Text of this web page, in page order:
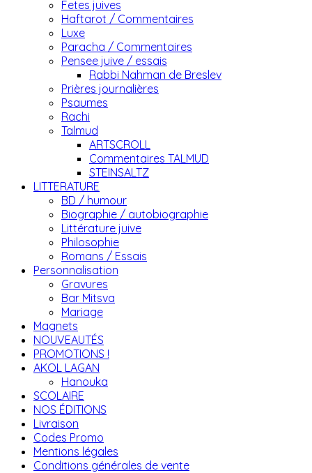
Fetes juives
Haftarot / Commentaires
Luxe
Paracha / Commentaires
Pensee juive / essais
Rabbi Nahman de Breslev
Prières journalières
Psaumes
Rachi
Talmud
ARTSCROLL
Commentaires TALMUD
STEINSALTZ
LITTERATURE
BD / humour
Biographie / autobiographie
Littérature juive
Philosophie
Romans / Essais
Personnalisation
Gravures
Bar Mitsva
Mariage
Magnets
NOUVEAUTÉS
PROMOTIONS !
AKOL LAGAN
Hanouka
SCOLAIRE
NOS ÉDITIONS
Livraison
Codes Promo
Mentions légales
Conditions générales de vente